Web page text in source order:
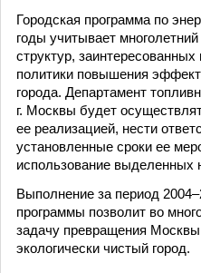
Городская программа по
годы учитывает
структур,
политики повышения
города. Департамент
г. Москвы будет
ее реализацией, нести
установленные сроки ее
использование выделенных
Выполнение за период
программы позволит во
задачу превращения
экологически чистый город.